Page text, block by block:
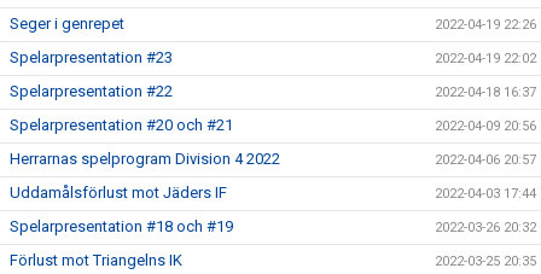
Seger i genrepet 2022-04-19 22:26
Spelarpresentation #23 2022-04-19 22:02
Spelarpresentation #22 2022-04-18 16:37
Spelarpresentation #20 och #21 2022-04-09 20:56
Herrarnas spelprogram Division 4 2022 2022-04-06 20:57
Uddamålsförlust mot Jäders IF 2022-04-03 17:44
Spelarpresentation #18 och #19 2022-03-26 20:32
Förlust mot Triangelns IK 2022-03-25 20:35